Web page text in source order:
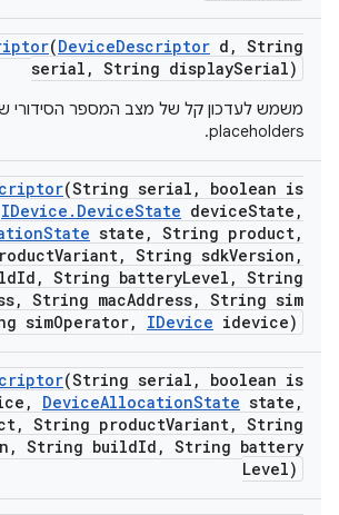
(DeviceDescriptor d , String
serial , String displaySerial)
משמש לעדכון קל של מצב המספר הסידורי
placeholders.
(String serial ,
boolean is
IDevice . DeviceState deviceState ,
State state , String product,
Variant, String sdkVersion ,
Id , String batteryLevel , String
, String macAddress, String sim
simOperator, IDevice idevice)
(String serial ,
boolean is
, DeviceAllocationState state ,
, String productVariant, String
, String buildId , String battery
Level)